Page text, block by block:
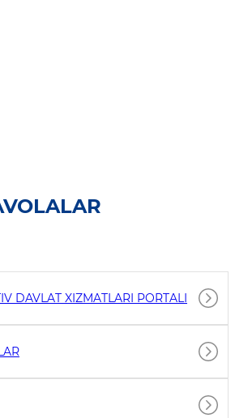
DAVLAT XIZMATLARI PORTALI